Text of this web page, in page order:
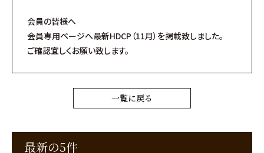
会員の皆様へ
会員専用ページへ最新HDCP（11月）を掲載致しました。
ご確認宜しくお願い致します。
一覧に戻る
最新の5件